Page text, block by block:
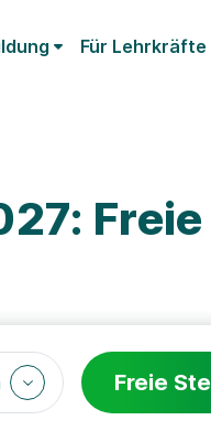
Für Lehrkräfte
Freie
Freie